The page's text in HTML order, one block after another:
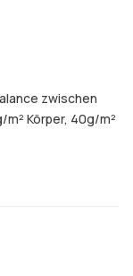
zwischen
Körper, 40g/m²